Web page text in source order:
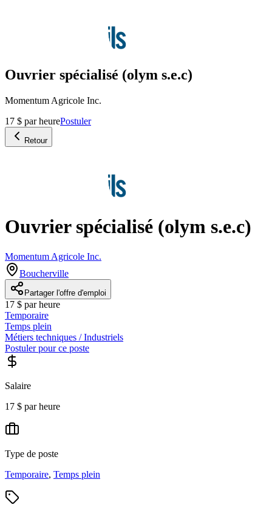
Ouvrier spécialisé (olym s.e.c)
Momentum Agricole Inc.
17 $ par heurePostuler
Retour
Ouvrier spécialisé (olym s.e.c)
Momentum Agricole Inc.
Boucherville
Partager l'offre d'emploi
17 $ par heure
Temporaire
Temps plein
Métiers techniques / Industriels
Postuler pour ce poste
Salaire
17 $ par heure
Type de poste
Temporaire, Temps plein